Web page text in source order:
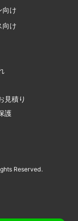
け
け
見積り
護
Reserved.